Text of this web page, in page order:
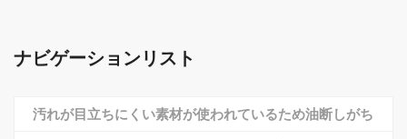
ナビゲーションリスト
汚れが目立ちにくい素材が使われているため油断しがち